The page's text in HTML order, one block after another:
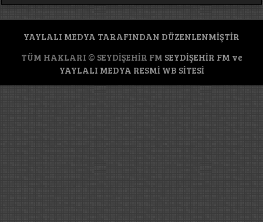
YAYLALI MEDYA TARAFINDAN DÜZENLENMİŞTİR
TÜM HAKLARI © SEYDİŞEHİR FM SEYDİŞEHİR FM ve
YAYLALI MEDYA RESMİ WB SİTESİ